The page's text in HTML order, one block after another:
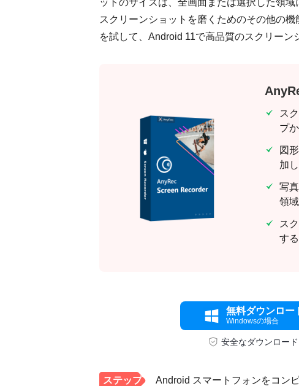
ットのサイズは、全画面または選択した領
スクリーンショットを磨くためのその他の
を試して、Android 11で高品質のスクリーン
ス
プ
図
加
写
領
ス
す
無料ダウンロー
Windowsの場合
安全なダウンロード
ステップ
Android スマートフォンをコン